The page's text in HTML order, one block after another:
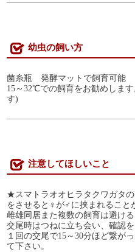
幼虫の飼い方
菌糸瓶 発酵マットで飼育可能
15～32℃での飼育をお勧めしま
す)
注意してほしいこと
★スマトラオオヒラタクワガタ
をさせると♀が♂に挟まれること
雌雄同居また複数の飼育は避け
交尾時はつねに立ち会い、確認
１回の交尾で15～30分ほど繋が
て下さい。